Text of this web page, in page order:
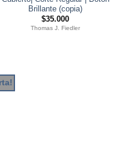
Brillante (copia)
$35.000
Thomas J. Fiedler